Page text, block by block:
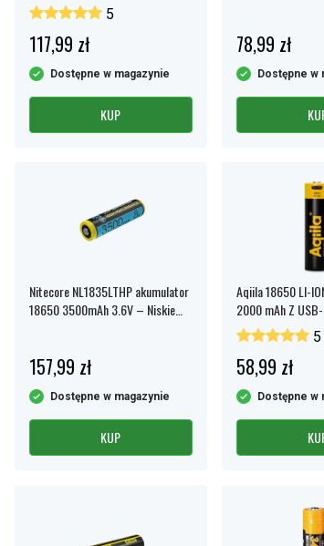
5
117,99 zł
Dostępne w magazynie
KUP
78,99 zł
Dostępne w
Nitecore NL1835LTHP akumulator
18650 3500mAh 3.6V – Niskie
157,99 zł
Dostępne w magazynie
KUP
Aqiila 18650 LI-
2000 mAh Z
5
58,99 zł
Dostępne w